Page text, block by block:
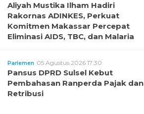
Aliyah Mustika Ilham Hadiri
Rakornas ADINKES, Perkuat
Komitmen Makassar Percepat
Eliminasi AIDS, TBC, dan Malaria
Parlemen 05 Agustus 2026 17:30
Pansus DPRD Sulsel Kebut
Pembahasan Ranperda Pajak dan
Retribusi